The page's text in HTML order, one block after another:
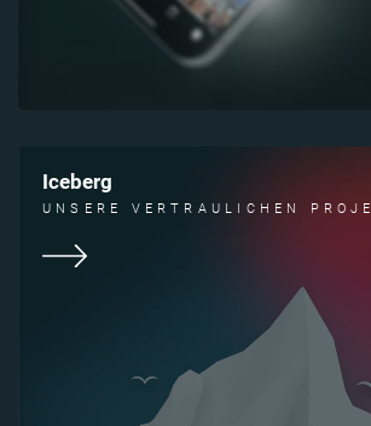
Iceberg
UNSERE VERTRAULICHEN